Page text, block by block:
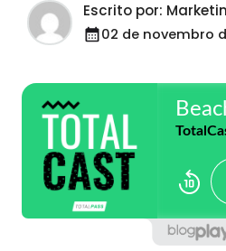
Escrito por:
02 de novembro